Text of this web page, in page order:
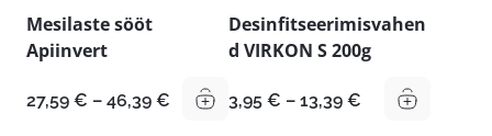
Mesilaste sööt
Apiinvert
27,59 € – 46,39 € Hinnavahemik:
Desinfitseerimisvahen
d VIRKON S 200g
3,95 € – 13,39 € Hinnavahemik: